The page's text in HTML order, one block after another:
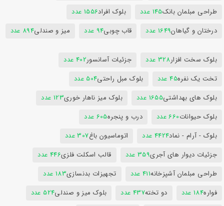
طراحی مبلمان بانک145 عدد بلوک افراد1556 عدد
درختان و گیاهان1649 عدد قاب چوبی94 عدد میز و صندلی894 عدد
بلوک سخت افزار328 عدد جزئیات آسانسور402 عدد
تخت یک نفره45 عدد بلوک مبل راحتی504 عدد
بلوک های بهداشتی1655 عدد بلوک میز ناهار خوری123 عدد
بلوک حیوانات660 عدد درب و پنجره605 عدد
بلوک - آرام - نماد4424 عدد اتوماسیون باغ307 عدد
جزئیات دیوار های آجری359 عدد قالب اسکلت فلزی446 عدد
طراحی مبلمان آشپزخانه411 عدد تجهیزات بدنسازی183 عدد
فواره184 عدد دو تخته437 عدد بلوک میز و صندلی524 عدد